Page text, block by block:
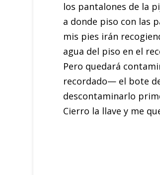
los pantalones de la
a donde piso con las
mis pies irán
agua del piso en el
Pero quedará
recordado— el bote
descontaminarlo
Cierro la llave y me